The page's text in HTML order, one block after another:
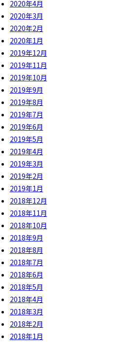
2020年4月
2020年3月
2020年2月
2020年1月
2019年12月
2019年11月
2019年10月
2019年9月
2019年8月
2019年7月
2019年6月
2019年5月
2019年4月
2019年3月
2019年2月
2019年1月
2018年12月
2018年11月
2018年10月
2018年9月
2018年8月
2018年7月
2018年6月
2018年5月
2018年4月
2018年3月
2018年2月
2018年1月